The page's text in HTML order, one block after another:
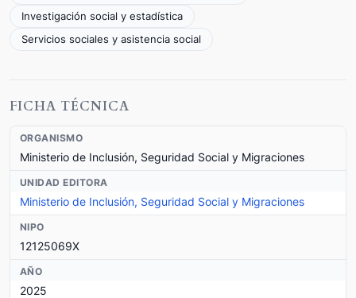
Investigación social y estadística
Servicios sociales y asistencia social
FICHA TÉCNICA
ORGANISMO
Ministerio de Inclusión, Seguridad Social y Migraciones
UNIDAD EDITORA
Ministerio de Inclusión, Seguridad Social y Migraciones
NIPO
12125069X
AÑO
2025